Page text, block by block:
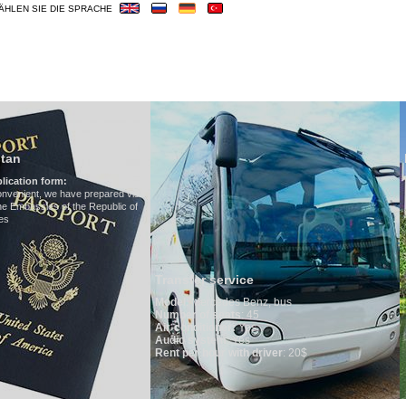
SIE DIE SPRACHE
visa
of
Transfer service
Model:Mercedes Benz, bus
Number of seats
Air-conditioner:
Audio system
Rent per hour with driver: 20$
Hotels in
We have all hotels in